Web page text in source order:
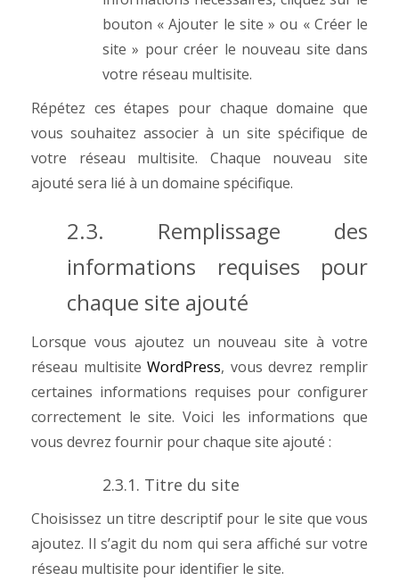
bouton « Ajouter le site » ou « Créer le
site » pour créer le nouveau site dans
votre réseau multisite.
Répétez ces étapes pour chaque domaine que
vous souhaitez associer à un site spécifique de
votre réseau multisite. Chaque nouveau site
ajouté sera lié à un domaine spécifique.
2.3. Remplissage des
informations requises pour
chaque site ajouté
Lorsque vous ajoutez un nouveau site à votre
réseau multisiteWordPress, vous devrez remplir
certaines informations requises pour configurer
correctement le site. Voici les informations que
vous devrez fournir pour chaque site ajouté :
2.3.1. Titre du site
Choisissez un titre descriptif pour le site que vous
ajoutez. Il s’agit du nom qui sera affiché sur votre
réseau multisite pour identifier le site.